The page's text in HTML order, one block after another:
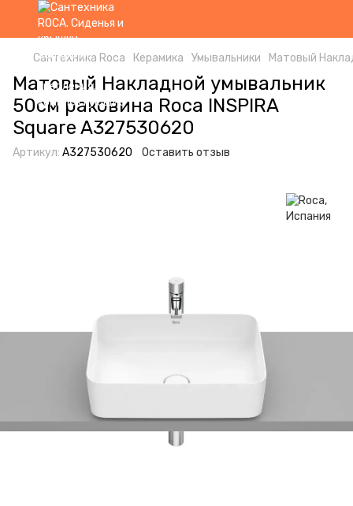
Сантехника Roca Керамика Умывальники Матовый
Матовый Накладной умывальник
50см раковина Roca INSPIRA
Square A327530620
Артикул: A327530620 Оставить отзыв